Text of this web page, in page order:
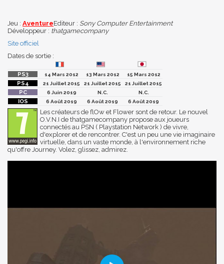
Jeu : AventureEditeur : Sony Computer Entertainment
Développeur : thatgamecompany
Site officiel
Dates de sortie :
14 Mars 2012 13 Mars 2012
15 Mars 2012
21 Juillet 2015
21 Juillet 2015
21 Juillet 2015
6 Juin 2019
N.C.
N.C.
6 Août 2019
6 Août 2019 6 Août 2019
Les créateurs de flOw et Flower sont de retour. Le nouvel
O.V.N.I de thatgamecompany propose aux joueurs
connectés au PSN ( Playstation Network ) de vivre,
d'explorer et de rencontrer. C'est un peu une vie imaginaire
virtuelle, dans un vaste monde, à l'environnement riche
qu'offre Journey. Volez, glissez, admirez.